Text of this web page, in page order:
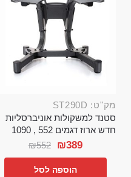
מק"ט: ST290D
סטנד למשקולות אוניברסליות
חדש ארוז דגמים 552 , 1090
₪552 ₪389
הוספה לסל